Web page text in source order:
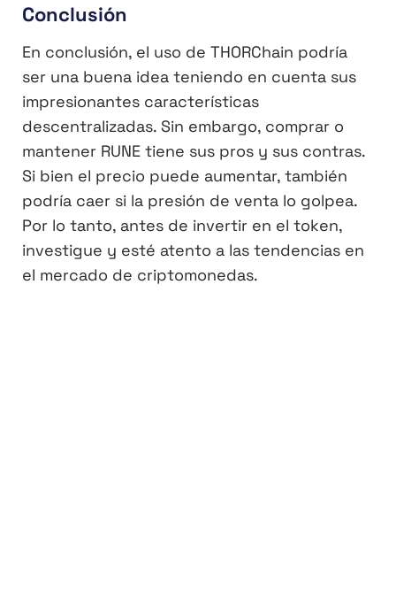
Conclusión
En conclusión, el uso de THORChain podría
ser una buena idea teniendo en cuenta sus
impresionantes características
descentralizadas. Sin embargo, comprar o
mantener RUNE tiene sus pros y sus contras.
Si bien el precio puede aumentar, también
podría caer si la presión de venta lo golpea.
Por lo tanto, antes de invertir en el token,
investigue y esté atento a las tendencias en
el mercado de criptomonedas.